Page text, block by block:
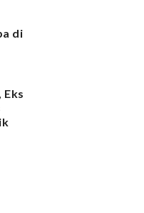
di
Eks